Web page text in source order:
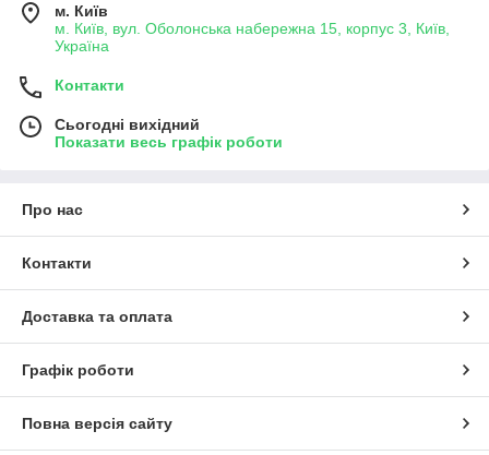
м. Київ
м. Київ, вул. Оболонська набережна 15, корпус 3, Київ,
Україна
Контакти
Сьогодні вихідний
Показати весь графік роботи
Про нас
Контакти
Доставка та оплата
Графік роботи
Повна версія сайту